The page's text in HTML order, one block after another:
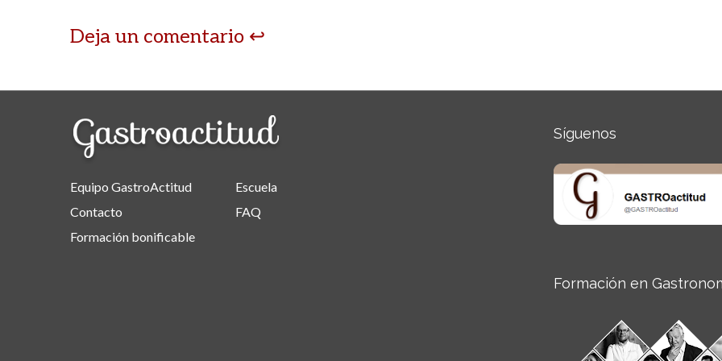
Deja un comentario
Equipo GastroActitud
Contacto
Formación bonificable
Escuela
FAQ
Síguenos
Formación en